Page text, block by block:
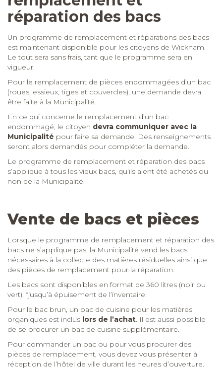
réparation des bacs
Un programme de remplacement et réparations des bacs
est maintenant disponible pour les citoyens de Wickham.
Le tout sera sans frais, tant que le programme sera en
vigueur.
Pour le remplacement de pièces endommagées d’un bac
(roues, essieux, tiges et couvercles), une demande devra
être faite à la Municipalité.
En ce qui concerne le remplacement d’un bac
endommagé, le citoyen devra communiquer avec la
Municipalité pour faire sa demande. Des renseignements
seront alors demandés pour compléter la demande.
Le programme de remplacement et réparation des bacs
s’applique à tous les vieux bacs, qu’ils aient été achetés ou
non de la Municipalité.
Vente de bacs et pièces
Lorsque le programme de remplacement et réparation des
bacs ne s’applique pas, la Municipalité vend les bacs
nécessaires à la collecte des matières résiduelles ainsi que
des pièces de remplacement pour la réparation.
Les bacs sont disponibles en format de 360 litres (noir ou
vert). *jusqu’à épuisement de l’inventaire.
Pour le bac brun, un bac de cuisine pour les matières
organiques est inclus lors de l’achat. Il est aussi possible
de se procurer un bac de cuisine supplémentaire.
Pour commander un bac ou pour vous procurer des
pièces de remplacement, vous devez vous présenter à
réception de l’hôtel de ville durant les heures d’ouverture.